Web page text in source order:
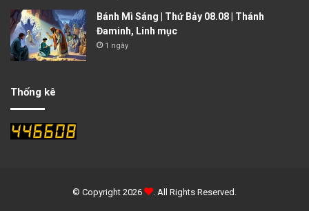
Bánh Mì Sáng | Thứ Bảy 08.08 | Thánh
Đaminh, Linh mục
1 ngày
Thống kê
© Copyright 2026 . All Rights Reserved.